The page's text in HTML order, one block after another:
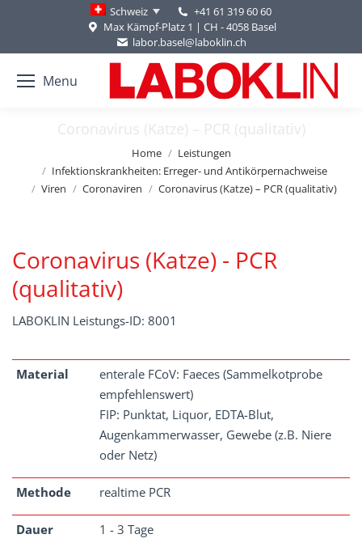
Schweiz
+41 61 319 60 60
Max Kämpf-Platz 1 | CH - 4058 Basel
labor.basel@laboklin.ch
Menu
Coronavirus (Katze) – PCR (qualitativ)
Home
Leistungen
Infektionskrankheiten: Erreger- und Antikörpernachweise
Viren
Coronaviren Coronavirus (Katze) – PCR (qualitativ)
Coronavirus (Katze) - PCR
(qualitativ)
LABOKLIN Leistungs-ID: 8001
Material
enterale FCoV: Faeces (Sammelkotprobe
empfehlenswert)
FIP: Punktat, Liquor, EDTA-Blut,
Augenkammerwasser, Gewebe (z.B. Niere
oder Netz)
Methode realtime PCR
Dauer 1 - 3 Tage